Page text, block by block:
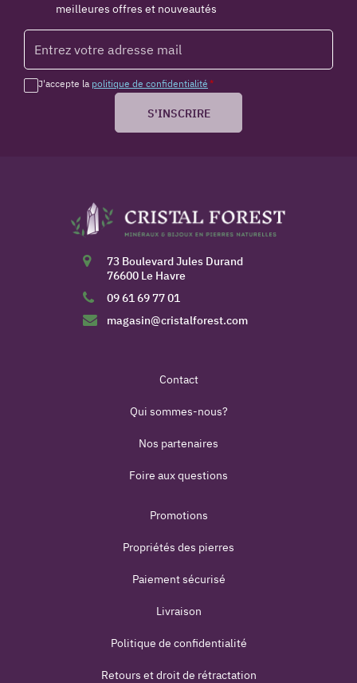
meilleures offres et nouveautés
J'accepte la politique de confidentialité *
S'INSCRIRE
73 Boulevard Jules Durand
76600 Le Havre
09 61 69 77 01
magasin@cristalforest.com
Contact
Qui sommes-nous?
Nos partenaires
Foire aux questions
Promotions
Propriétés des pierres
Paiement sécurisé
Livraison
Politique de confidentialité
Retours et droit de rétractation